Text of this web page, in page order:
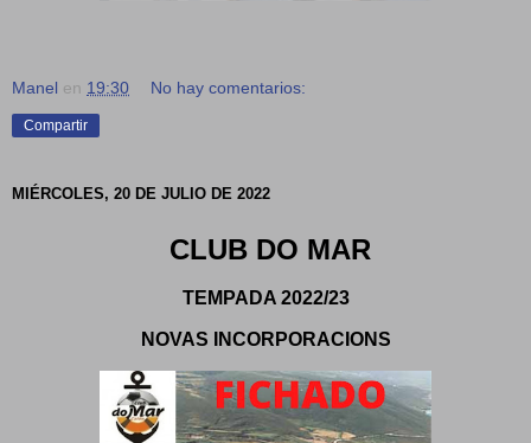
Manel en 19:30 No hay comentarios:
Compartir
MIÉRCOLES, 20 DE JULIO DE 2022
CLUB DO MAR
TEMPADA 2022/23
NOVAS INCORPORACIONS